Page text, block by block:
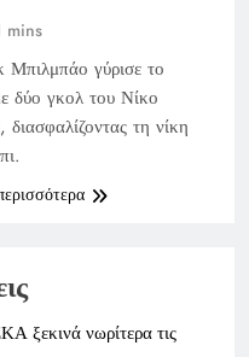
mins
Μπιλμπάο γύρισε το
δύο γκολ του Νίκο
διασφαλίζοντας τη νίκη
ξεκινά νωρίτερα τις